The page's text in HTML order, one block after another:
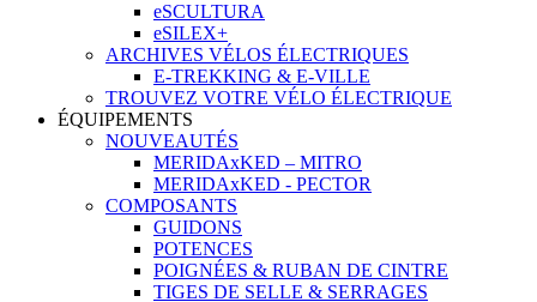
eSCULTURA
eSILEX+
ARCHIVES VÉLOS ÉLECTRIQUES
E-TREKKING & E-VILLE
TROUVEZ VOTRE VÉLO ÉLECTRIQUE
ÉQUIPEMENTS
NOUVEAUTÉS
MERIDAxKED – MITRO
MERIDAxKED - PECTOR
COMPOSANTS
GUIDONS
POTENCES
POIGNÉES & RUBAN DE CINTRE
TIGES DE SELLE & SERRAGES